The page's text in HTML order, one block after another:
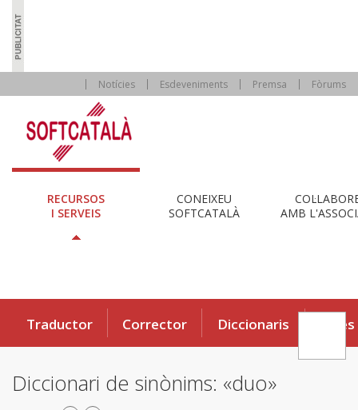
Notícies Esdeveniments Premsa Fòrums
RECURSOS
I SERVEIS
CONEIXEU
SOFTCATALÀ
AMB
Traductor Corrector Diccionaris Eines
Diccionari de sinònims: «duo»